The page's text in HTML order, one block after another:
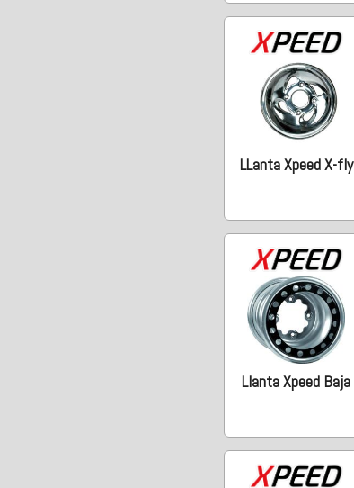
LLanta Xpeed X-fly
Llanta Xpeed Baja